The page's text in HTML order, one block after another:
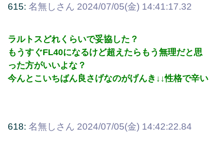
615: 名無しさん 2024/07/05(金) 14:41:17.32
ラルトスどれくらいで妥協した？
もうすぐFL40になるけど超えたらもう無理だと思
った方がいいよな？
今んとこいちばん良さげなのがげんき↓↓性格で辛い
618: 名無しさん 2024/07/05(金) 14:42:22.84